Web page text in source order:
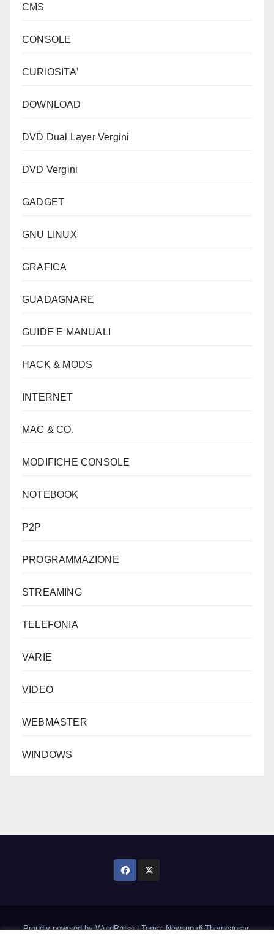
CMS
CONSOLE
CURIOSITA'
DOWNLOAD
DVD Dual Layer Vergini
DVD Vergini
GADGET
GNU LINUX
GRAFICA
GUADAGNARE
GUIDE E MANUALI
HACK & MODS
INTERNET
MAC & CO.
MODIFICHE CONSOLE
NOTEBOOK
P2P
PROGRAMMAZIONE
STREAMING
TELEFONIA
VARIE
VIDEO
WEBMASTER
WINDOWS
Proudly powered by WordPress|Tema: Newsup diThemeansar.